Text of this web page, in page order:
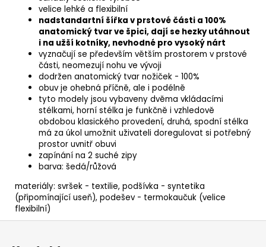
velice lehké a flexibilní
nadstandartní šířka v prstové části a 100%
anatomický tvar ve špici, dají se hezky utáhnout
i na užší kotníky, nevhodné pro vysoký nárt
vyznačují se především větším prostorem v prstové
části, neomezují nohu ve vývoji
dodržen anatomický tvar nožiček - 100%
obuv je ohebná příčně, ale i podélně
tyto modely jsou vybaveny dvěma vkládacími
stélkami, horní stélka je funkčně i vzhledově
obdobou klasického provedení, druhá, spodní stélka
má za úkol umožnit uživateli doregulovat si potřebný
prostor uvnitř obuvi
zapínání na 2 suché zipy
barva: šedá/růžová
materiály: svršek - textilie, podšívka - syntetika
(připomínající useň), podešev - termokaučuk (velice
flexibilní)
Z